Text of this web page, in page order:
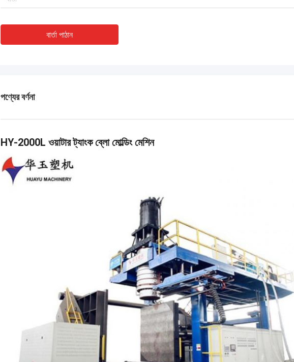
বার্তা পাঠান
পণ্যের বর্ণনা
HY-2000L ওয়াটার ট্যাংক ব্লো মোল্ডিং মেশিন